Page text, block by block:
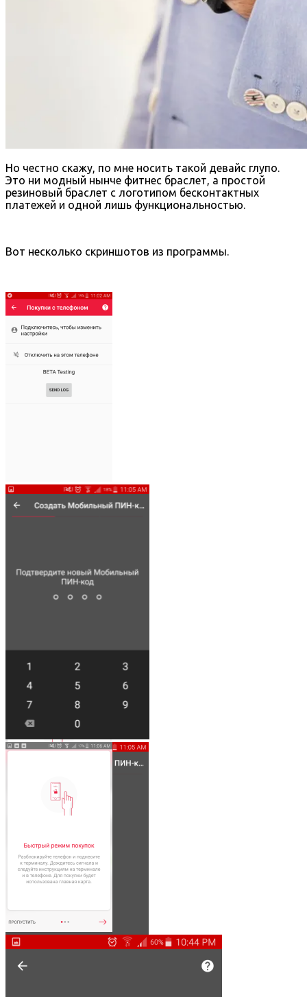
Но честно скажу, по мне носить такой девайс глупо.
Это ни модный нынче фитнес браслет, а простой
резиновый браслет с логотипом бесконтактных
платежей и одной лишь функциональностью.
Вот несколько скриншотов из программы.